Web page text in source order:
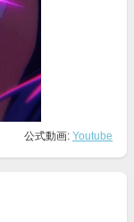
公式動画: Youtube